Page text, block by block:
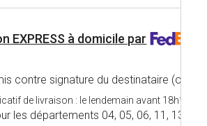
EXPRESS à domicile par
contre signature du destinataire (ou
de livraison : le lendemain avant 18h*
les départements 04, 05, 06, 11, 13,